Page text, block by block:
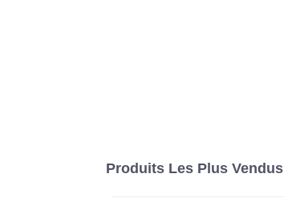
Produits Les Plus Vendus